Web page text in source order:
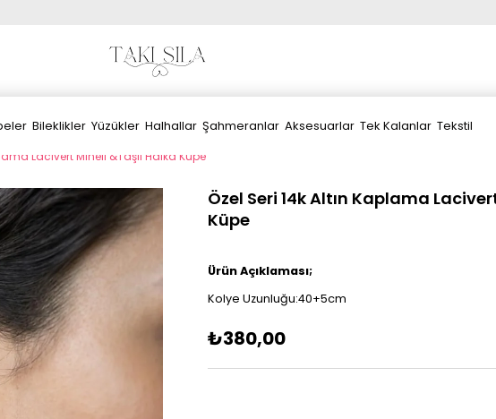
Bileklikler Yüzükler Halhallar Şahmeranlar Aksesuarlar Tek Kalanlar Tekstil
Lacivert Mineli &Taşlı Halka Küpe
Özel Seri 14k Altın Kaplama
Küpe
Ürün Açıklaması;
Kolye Uzunluğu:40+5cm
₺380,00